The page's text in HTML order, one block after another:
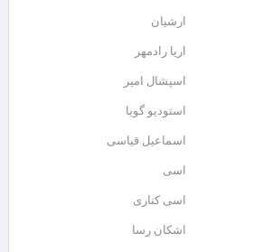
ارشیان
اریا رادمهر
اسپشال امیر
استودیو گویا
اسماعیل قیاسی
اسی
اسی کناری
اشکان رسا